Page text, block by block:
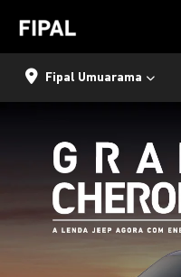
Fipal Umuarama